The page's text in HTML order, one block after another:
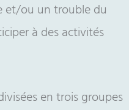
et/ou un trouble du
à des activités
en trois groupes